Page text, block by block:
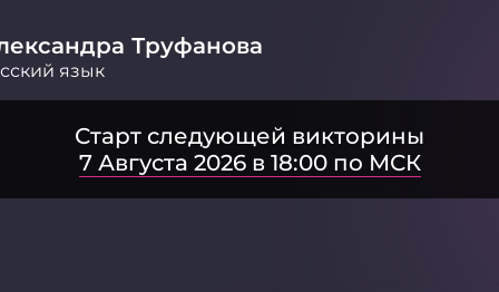
Труфанова
язык
Старт следующей викторины
7 Августа 2026 в 18:00 по МСК